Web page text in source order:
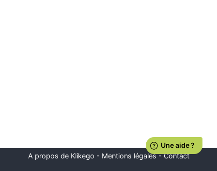
A propos de Klikego - Mentions légales-Contact